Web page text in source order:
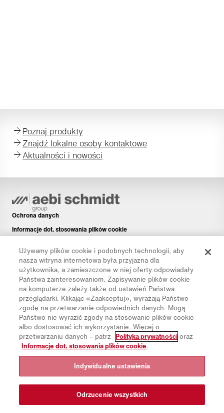
Poznaj produkty
Znajdź lokalne osoby kontaktowe
Aktualności i nowości
Ochrona danych
Informacje dot. stosowania plików cookie
Disclaimer
Newsletter
Części zamienne
Pliki do pobrania
Kalkulator CO₂
Kalkulator TCO
Dystrybutorzy i placówki
Grupy produktów
Logowanie do platformy IntelliOPS
CollabHub Login
Używamy plików cookie i podobnych technologii, aby
nasza witryna internetowa była przyjazna dla
użytkownika, a zamieszczone w niej oferty odpowiadały
Państwa zainteresowaniom. Zapisywanie plików cookie
na komputerze zależy także od ustawień Państwa
przeglądarki. Klikając «Zaakceptuj», wyrażają Państwo
zgodę na przetwarzanie odpowiednich danych. Mogą
Państwo nie wyrazić zgody na stosowanie plików cookie
albo dostosować ich wykorzystanie. Więcej o
przetwarzaniu danych – patrz Polityka prywatności oraz
Informacje dot. stosowania plików cookie.
Indywidualne ustawienia
Odrzucenie wszystkich